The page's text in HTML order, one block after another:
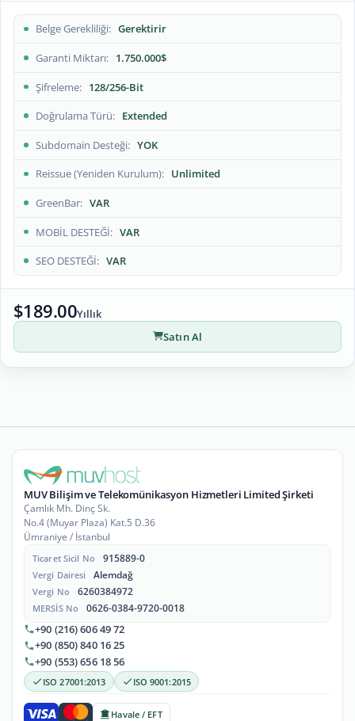
Belge Gerekliliği Gerektirir
Garanti Miktarı 1.750.000$
Şifreleme 128/256-Bit
Doğrulama Türü Extended
Subdomain Desteği YOK
Reissue (Yeniden Kurulum) Unlimited
GreenBar VAR
MOBİL DESTEĞİ VAR
SEO DESTEĞİ VAR
$189.00Yıllık
Satın Al
MUV Bilişim ve Telekomünikasyon Hizmetleri Limited Şirketi
Çamlık Mh. Dinç Sk.
No.4 (Muyar Plaza) Kat.5 D.36
Ümraniye / İstanbul
Ticaret Sicil No 915889-0
Vergi Dairesi Alemdağ
Vergi No 6260384972
MERSİS No 0626-0384-9720-0018
+90 (216) 606 49 72
+90 (850) 840 16 25
+90 (553) 656 18 56
ISO 27001:2013 ISO 9001:2015
Havale / EFT